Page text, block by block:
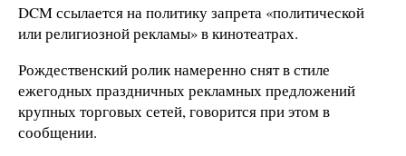
DCM ссылается на политику запрета «политической
или религиозной рекламы» в кинотеатрах.
Рождественский ролик намеренно снят в стиле
ежегодных праздничных рекламных предложений
крупных торговых сетей, говорится при этом в
сообщении.